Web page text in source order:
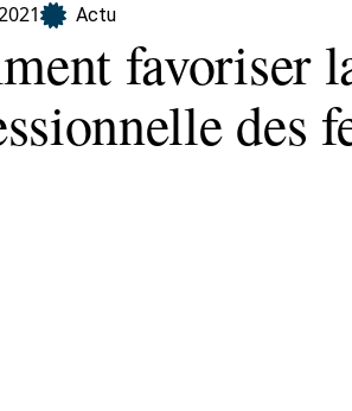
Actu
favoriser
des